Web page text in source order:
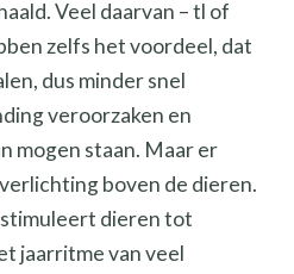
Veel daarvan – tl of
zelfs het voordeel, dat
dus minder snel
veroorzaken en
mogen staan. Maar er
boven de dieren.
dieren tot
jaarritme van veel